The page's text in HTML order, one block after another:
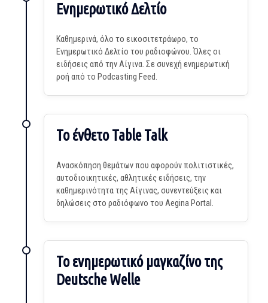
Ενημερωτικό Δελτίο
Καθημερινά, όλο το εικοσιτετράωρο, το
Ενημερωτικό Δελτίο του ραδιοφώνου. Όλες οι
ειδήσεις από την Αίγινα. Σε συνεχή ενημερωτική
ροή από το Podcasting Feed.
Το ένθετο Table Talk
Ανασκόπηση θεμάτων που αφορούν πολιτιστικές,
αυτοδιοικητικές, αθλητικές ειδήσεις, την
καθημερινότητα της Αίγινας, συνεντεύξεις και
δηλώσεις στο ραδιόφωνο του Aegina Portal.
Το ενημερωτικό μαγκαζίνο της
Deutsche Welle